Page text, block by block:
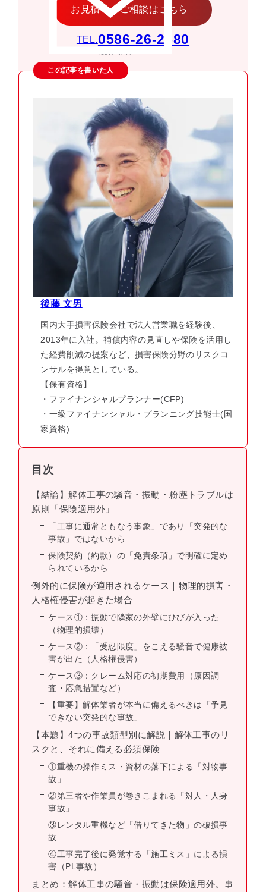
お見積り・ご相談はこちら
TEL.0586-26-2580
この記事を書いた人
後藤 文男
国内大手損害保険会社で法人営業職を経験後、
2013年に入社。補償内容の見直しや保険を活用し
た経費削減の提案など、損害保険分野のリスクコ
ンサルを得意としている。
【保有資格】
・ファイナンシャルプランナー(CFP)
・一級ファイナンシャル・プランニング技能士(国
家資格)
目次
【結論】解体工事の騒音・振動・粉塵トラブルは
原則「保険適用外」
「工事に通常ともなう事象」であり「突発的な
事故」ではないから
保険契約（約款）の「免責条項」で明確に定め
られているから
例外的に保険が適用されるケース｜物理的損害・
人格権侵害が起きた場合
ケース①：振動で隣家の外壁にひびが入った
（物理的損壊）
ケース②：「受忍限度」をこえる騒音で健康被
害が出た（人格権侵害）
ケース③：クレーム対応の初期費用（原因調
査・応急措置など）
【重要】解体業者が本当に備えるべきは「予見
できない突発的な事故」
【本題】4つの事故類型別に解説｜解体工事のリ
スクと、それに備える必須保険
①重機の操作ミス・資材の落下による「対物事
故」
②第三者や作業員が巻きこまれる「対人・人身
事故」
③レンタル重機など「借りてきた物」の破損事
故
④工事完了後に発覚する「施工ミス」による損
害（PL事故）
まとめ：解体工事の騒音・振動は保険適用外。事